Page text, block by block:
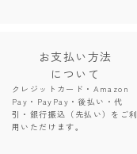
お支払い方法
について
クレジットカード・Amazon
Pay・PayPay・後払い・代
引・銀行振込（先払い）をご利
用いただけます。